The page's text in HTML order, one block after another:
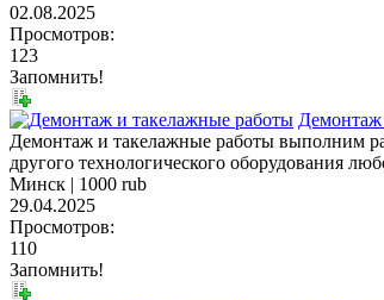
02.08.2025
Просмотров:
123
Запомнить!
Демонтаж
Демонтаж и такелажные работы выполним
другого технологического оборудования
Минск | 1000 rub
29.04.2025
Просмотров:
110
Запомнить!